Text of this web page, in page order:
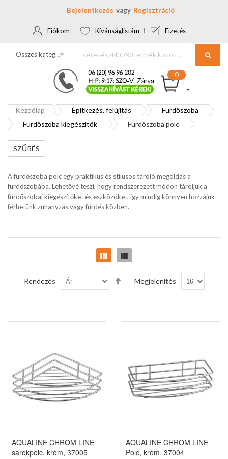
Bejelentkezés Regisztráció
Fiókom Kívánságlistám Fizetés
Összes kategória
Kezdőlap Építkezés, felújítás
Fürdőszoba
Fürdőszoba kiegészítők
Fürdőszoba polc
A fürdőszoba polc egy praktikus és stílusos tároló megoldás a
fürdőszobába. Lehetővé teszi, hogy rendszerezett módon tároljuk a
fürdőszobai kiegészítőket és eszközöket, így mindig könnyen hozzájuk
férhetünk zuhanyzás vagy fürdés közben.
Rács Lista
Rendezés
Csökkenő
sorrendbe
Megjelenítés
AQUALINE CHROM LINE
sarokpolc, króm, 37005
AQUALINE CHROM LINE
Polc, króm, 37004
SZŰRÉS